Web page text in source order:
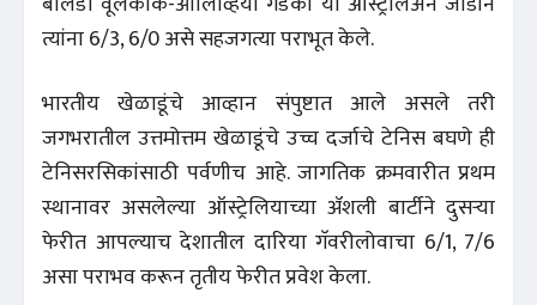
त्यांना 6/3, 6/0 असे सहजगत्या पराभूत केले.
भारतीय खेळाडूंचे आव्हान संपुष्टात आले असले तरी
जगभरातील उत्तमोत्तम खेळाडूंचे उच्च दर्जाचे टेनिस बघणे ही
टेनिसरसिकांसाठी पर्वणीच आहे. जागतिक क्रमवारीत प्रथम
स्थानावर असलेल्या ऑस्ट्रेलियाच्या ॲशली बार्टीने दुसऱ्या
फेरीत आपल्याच देशातील दारिया गॅवरीलोवाचा 6/1, 7/6
असा पराभव करून तृतीय फेरीत प्रवेश केला.